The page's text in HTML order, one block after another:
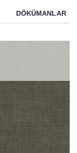
DÖKÜMANLAR